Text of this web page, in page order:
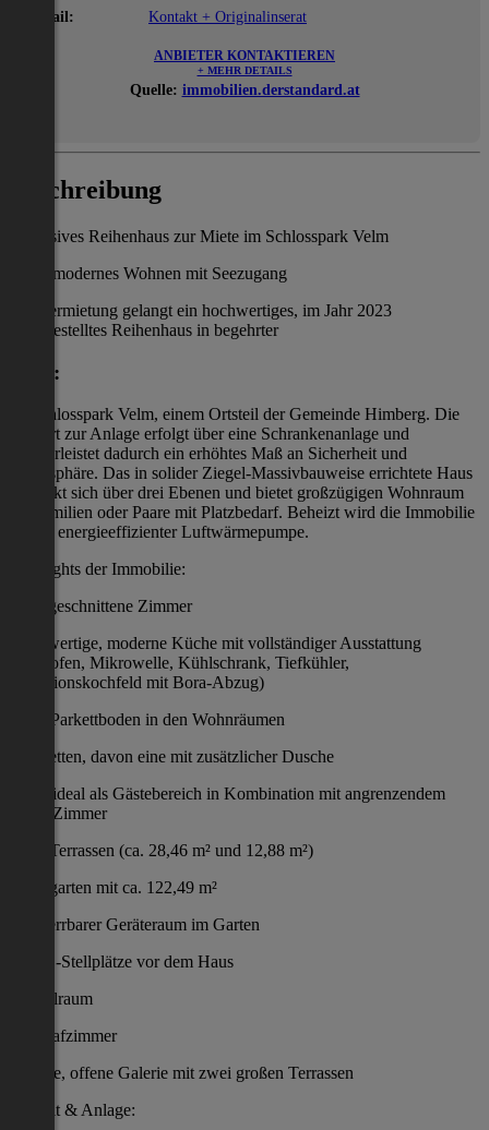
E-Mail: Kontakt + Originalinserat
ANBIETER KONTAKTIEREN
+ MEHR DETAILS
Quelle: immobilien.derstandard.at
Beschreibung
Exklusives Reihenhaus zur Miete im Schlosspark Velm
modernes Wohnen mit Seezugang
Zur Vermietung gelangt ein hochwertiges, im Jahr 2023
fertiggestelltes Reihenhaus in begehrter
Lage:
im Schlosspark Velm, einem Ortsteil der Gemeinde Himberg. Die
Zufahrt zur Anlage erfolgt über eine Schrankenanlage und
gewährleistet dadurch ein erhöhtes Maß an Sicherheit und
Privatsphäre. Das in solider Ziegel-Massivbauweise errichtete Haus
erstreckt sich über drei Ebenen und bietet großzügigen Wohnraum
für Familien oder Paare mit Platzbedarf. Beheizt wird die Immobilie
mittels energieeffizienter Luftwärmepumpe.
Highlights der Immobilie:
5 gut geschnittene Zimmer
Hochwertige, moderne Küche mit vollständiger Ausstattung
(Backofen, Mikrowelle, Kühlschrank, Tiefkühler,
Induktionskochfeld mit Bora-Abzug)
Edler Parkettboden in den Wohnräumen
2 Toiletten, davon eine mit zusätzlicher Dusche
ideal als Gästebereich in Kombination mit angrenzendem
Zimmer
Zwei Terrassen (ca. 28,46 m² und 12,88 m²)
Eigengarten mit ca. 122,49 m²
Versperrbarer Geräteraum im Garten
2 KFZ-Stellplätze vor dem Haus
Abstellraum
4 Schlafzimmer
1 große, offene Galerie mit zwei großen Terrassen
Freizeit & Anlage: